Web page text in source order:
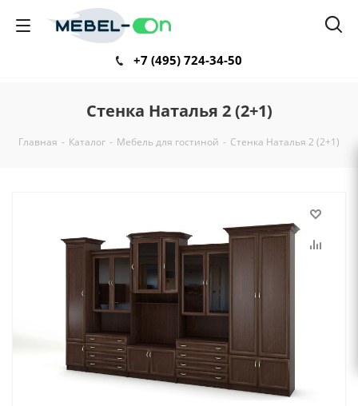
+7 (495) 724-34-50
Стенка Наталья 2 (2+1)
Главная - Каталог - Мебель для гостиной - Стенка Наталья 2 (2+1)